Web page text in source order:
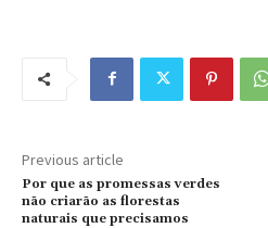
Previous article
Por que as promessas verdes
não criarão as florestas
naturais que precisamos